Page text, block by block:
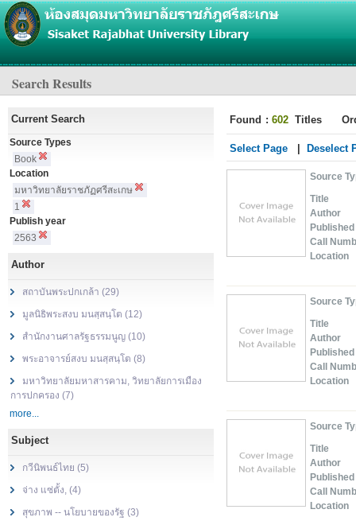
Search Results
Found : 602 Titles
Select Page Deselect
Source
Title
Author
Published
Call
Location
Source
Title
Author
Published
Call
Location
Source
Title
Author
Published
Call
Location
Current Search
Source Types
Book
Location
มหาวิทยาลัยราชภัฏศรีสะเกษ
1
Publish year
2563
Author
สถาบันพระปกเกล้า (29)
มูลนิธิพระสงบ มนสฺสนฺโต (12)
สำนักงานศาลรัฐธรรมนูญ (10)
พระอาจารย์สงบ มนสฺสนฺโต (8)
มหาวิทยาลัยมหาสารคาม, วิทยาลัยการเมือง
การปกครอง (7)
more...
Subject
กวีนิพนธ์ไทย (5)
จ่าง แซ่ตั้ง, (4)
สุขภาพ -- นโยบายของรัฐ (3)